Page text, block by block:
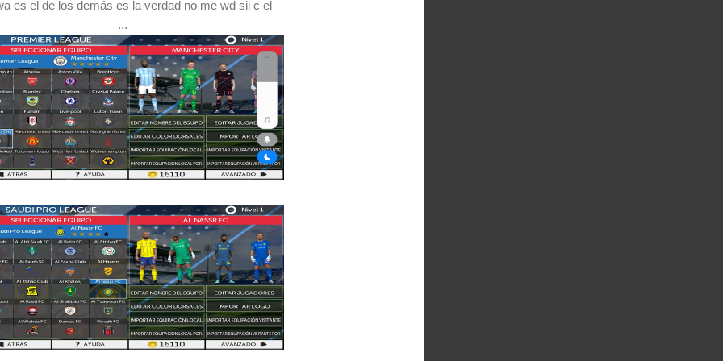
es el de los demás es la verdad no me wd sii c el
...